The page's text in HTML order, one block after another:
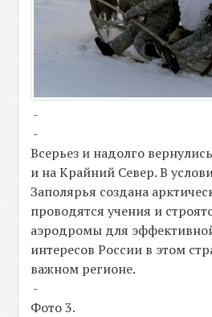
-
-
Всерьез и надолго
и на Крайний Север. В
Заполярья создана
проводятся учения и
аэродромы для
интересов России в этом
важном регионе.
-
Фото 3.